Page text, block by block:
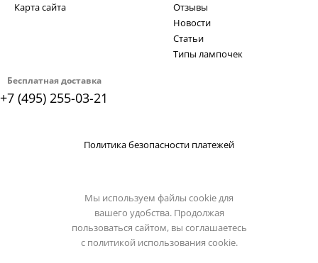
Бесплатная доставка
+7 (495) 255-03-21
Карта сайта
Отзывы
Новости
Статьи
Типы лампочек
Политика безопасности платежей
Мы используем файлы cookie для
вашего удобства. Продолжая
пользоваться сайтом, вы соглашаетесь
с политикой использования cookie.